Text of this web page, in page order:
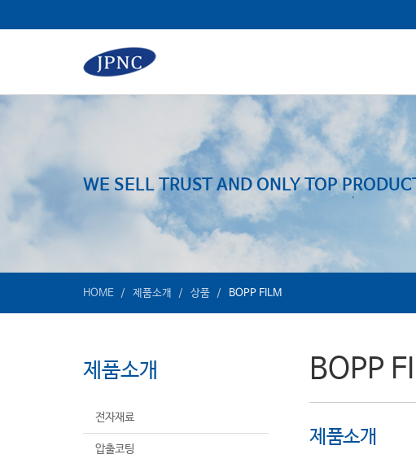
HOME 제품소개 상품 BOPP FILM
제품소개
전자재료
압출코팅
BOPP
제품소개